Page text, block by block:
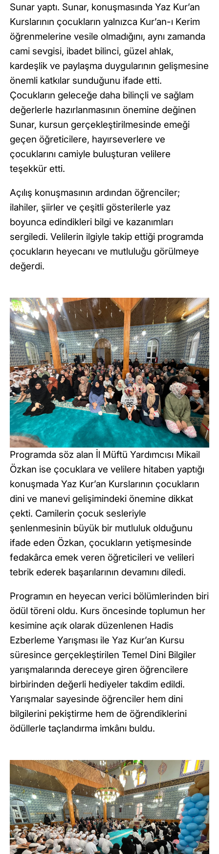
Sunar yaptı. Sunar, konuşmasında Yaz Kur’an
Kurslarının çocukların yalnızca Kur’an-ı Kerim
öğrenmelerine vesile olmadığını, aynı zamanda
cami sevgisi, ibadet bilinci, güzel ahlak,
kardeşlik ve paylaşma duygularının gelişmesine
önemli katkılar sunduğunu ifade etti.
Çocukların geleceğe daha bilinçli ve sağlam
değerlerle hazırlanmasının önemine değinen
Sunar, kursun gerçekleştirilmesinde emeği
geçen öğreticilere, hayırseverlere ve
çocuklarını camiyle buluşturan velilere
teşekkür etti.
Açılış konuşmasının ardından öğrenciler;
ilahiler, şiirler ve çeşitli gösterilerle yaz
boyunca edindikleri bilgi ve kazanımları
sergiledi. Velilerin ilgiyle takip ettiği programda
çocukların heyecanı ve mutluluğu görülmeye
değerdi.
Programda söz alan İl Müftü Yardımcısı Mikail
Özkan ise çocuklara ve velilere hitaben yaptığı
konuşmada Yaz Kur’an Kurslarının çocukların
dini ve manevi gelişimindeki önemine dikkat
çekti. Camilerin çocuk sesleriyle
şenlenmesinin büyük bir mutluluk olduğunu
ifade eden Özkan, çocukların yetişmesinde
fedakârca emek veren öğreticileri ve velileri
tebrik ederek başarılarının devamını diledi.
Programın en heyecan verici bölümlerinden biri
ödül töreni oldu. Kurs öncesinde toplumun her
kesimine açık olarak düzenlenen Hadis
Ezberleme Yarışması ile Yaz Kur’an Kursu
süresince gerçekleştirilen Temel Dini Bilgiler
yarışmalarında dereceye giren öğrencilere
birbirinden değerli hediyeler takdim edildi.
Yarışmalar sayesinde öğrenciler hem dini
bilgilerini pekiştirme hem de öğrendiklerini
ödüllerle taçlandırma imkânı buldu.